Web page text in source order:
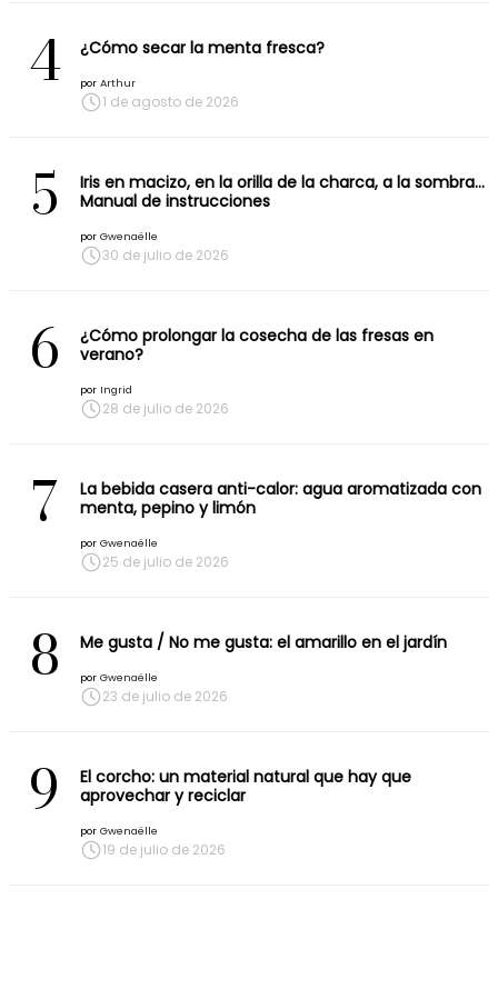
4 ¿Cómo secar la menta fresca?
por Arthur
1 de agosto de 2026
5
Iris en macizo, en la orilla de la charca, a la sombra…
Manual de instrucciones
por Gwenaëlle
30 de julio de 2026
6
¿Cómo prolongar la cosecha de las fresas en
verano?
por Ingrid
28 de julio de 2026
7
La bebida casera anti-calor: agua aromatizada con
menta, pepino y limón
por Gwenaëlle
25 de julio de 2026
8 Me gusta / No me gusta: el amarillo en el jardín
por Gwenaëlle
23 de julio de 2026
9
El corcho: un material natural que hay que
aprovechar y reciclar
por Gwenaëlle
19 de julio de 2026